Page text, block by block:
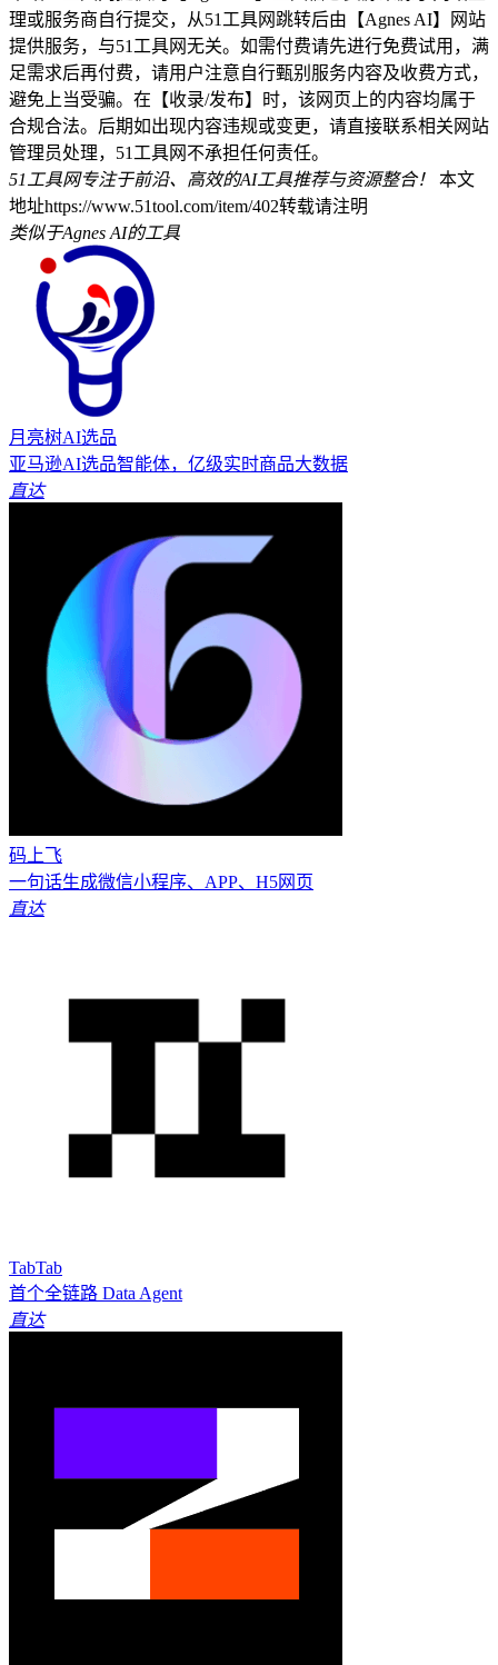
理或服务商自行提交，从51工具网跳转后由【Agnes AI】网站
提供服务，与51工具网无关。如需付费请先进行免费试用，满
足需求后再付费，请用户注意自行甄别服务内容及收费方式，
避免上当受骗。在【收录/发布】时，该网页上的内容均属于
合规合法。后期如出现内容违规或变更，请直接联系相关网站
管理员处理，51工具网不承担任何责任。
51工具网专注于前沿、高效的AI工具推荐与资源整合！
本文
地址https://www.51tool.com/item/402转载请注明
类似于Agnes AI的工具
月亮树AI选品
亚马逊AI选品智能体，亿级实时商品大数据
直达
码上飞
一句话生成微信小程序、APP、H5网页
直达
TabTab
首个全链路 Data Agent
直达